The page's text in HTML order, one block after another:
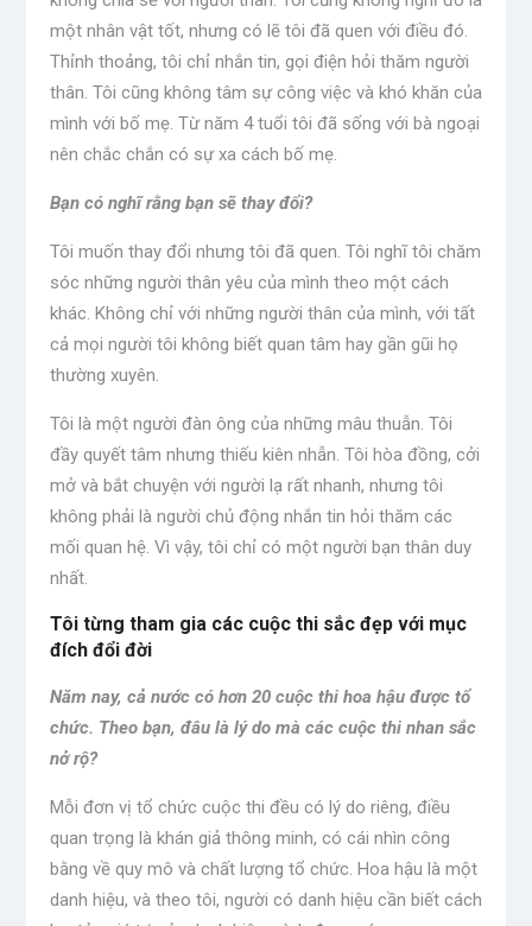
một nhân vật tốt, nhưng có lẽ tôi đã quen với điều đó.
Thỉnh thoảng, tôi chỉ nhắn tin, gọi điện hỏi thăm người
thân. Tôi cũng không tâm sự công việc và khó khăn của
mình với bố mẹ. Từ năm 4 tuổi tôi đã sống với bà ngoại
nên chắc chắn có sự xa cách bố mẹ.
Bạn có nghĩ rằng bạn sẽ thay đổi?
Tôi muốn thay đổi nhưng tôi đã quen. Tôi nghĩ tôi chăm
sóc những người thân yêu của mình theo một cách
khác. Không chỉ với những người thân của mình, với tất
cả mọi người tôi không biết quan tâm hay gần gũi họ
thường xuyên.
Tôi là một người đàn ông của những mâu thuẫn. Tôi
đầy quyết tâm nhưng thiếu kiên nhẫn. Tôi hòa đồng, cởi
mở và bắt chuyện với người lạ rất nhanh, nhưng tôi
không phải là người chủ động nhắn tin hỏi thăm các
mối quan hệ. Vì vậy, tôi chỉ có một người bạn thân duy
nhất.
Tôi từng tham gia các cuộc thi sắc đẹp với mục
đích đổi đời
Năm nay, cả nước có hơn 20 cuộc thi hoa hậu được tổ
chức. Theo bạn, đâu là lý do mà các cuộc thi nhan sắc
nở rộ?
Mỗi đơn vị tổ chức cuộc thi đều có lý do riêng, điều
quan trọng là khán giả thông minh, có cái nhìn công
bằng về quy mô và chất lượng tổ chức. Hoa hậu là một
danh hiệu, và theo tôi, người có danh hiệu cần biết cách